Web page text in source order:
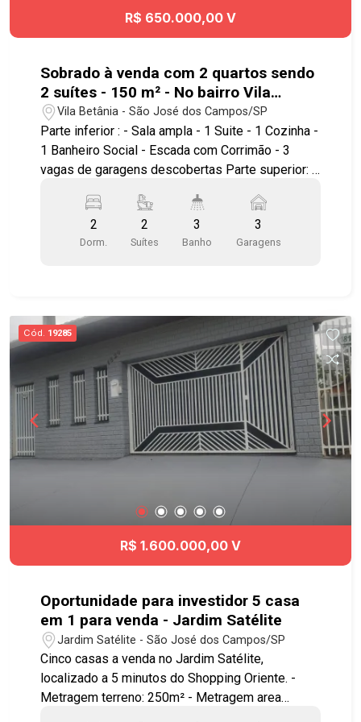
R$ 650.000,00 V
Sobrado à venda com 2 quartos sendo
2 suítes - 150 m² - No bairro Vila
Betânia - SJC
Vila Betânia - São José dos Campos/SP
Parte inferior : - Sala ampla - 1 Suite - 1 Cozinha -
1 Banheiro Social - Escada com Corrimão - 3
vagas de garagens descobertas Parte superior: -
Todos ambientes com piso frio Terraço : - Amplo
e uma área coberta com piso frio Excelente
localização , próximo ao Hospital Antoninho da
Heitor Villa Lobos , Avenida Francisco Jose
Longo , Av. Benedito Deputado Matarazzo, Anel
Viário e à Rodovia Presidente Dutra, Acesso fácil
á diversas regiões da cidade. Agende já sua
visita!! #vilabetânia #casavenda #imobiliaria
#geracaoimoveis
2
Dorm.
2
Suítes
3
Banho
3
Garagens
Cód. 19285
R$ 1.600.000,00 V
Oportunidade para investidor 5 casa
em 1 para venda - Jardim Satélite
Jardim Satélite - São José dos Campos/SP
Cinco casas a venda no Jardim Satélite,
localizado a 5 minutos do Shopping Oriente. -
Metragem terreno: 250m² - Metragem area